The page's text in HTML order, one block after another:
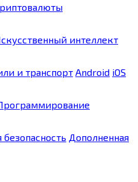
интеллект
и транспорт Android iOS
Дополненная